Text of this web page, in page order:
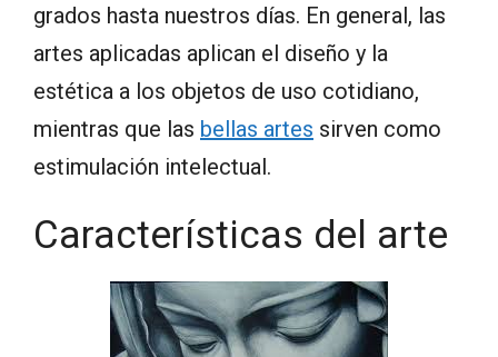
grados hasta nuestros días. En general, las
artes aplicadas aplican el diseño y la
estética a los objetos de uso cotidiano,
mientras que las bellas artes sirven como
estimulación intelectual.
Características del arte